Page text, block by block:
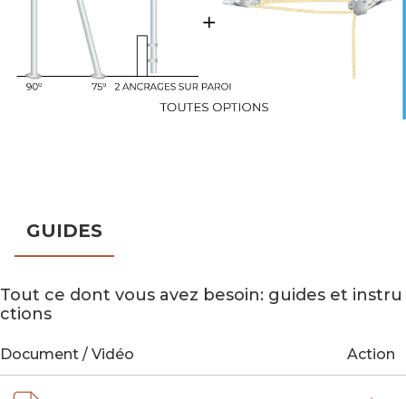
GUIDES
Tout ce dont vous avez besoin: guides et instru
ctions
Document / Vidéo Action